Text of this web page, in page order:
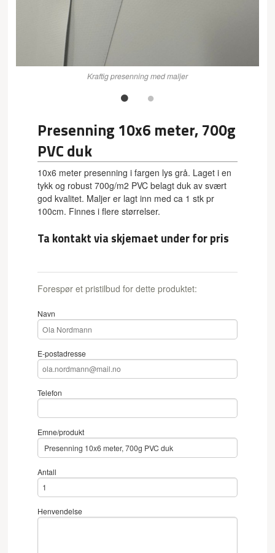
Kraftig presenning med maljer
Presenning 10x6 meter, 700g
PVC duk
10x6 meter presenning i fargen lys grå. Laget i en
tykk og robust 700g/m2 PVC belagt duk av svært
god kvalitet. Maljer er lagt inn med ca 1 stk pr
100cm. Finnes i flere størrelser.
Ta kontakt via skjemaet under for pris
Forespør et pristilbud for dette produktet:
Navn
E-postadresse
Telefon
Emne/produkt
Antall
Henvendelse